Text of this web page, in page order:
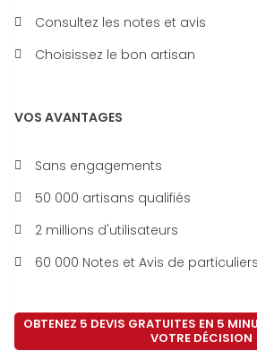
Consultez les notes et avis
Choisissez le bon artisan
VOS AVANTAGES
Sans engagements
50 000 artisans qualifiés
2 millions d'utilisateurs
60 000 Notes et Avis de particuliers
OBTENEZ 5 DEVIS GRATUITES EN 5
VOTRE DÉCISION